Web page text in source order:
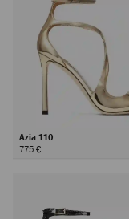
Azia 110
775 €